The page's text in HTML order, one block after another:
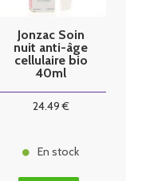
Jonzac Soin
nuit anti-âge
cellulaire bio
40ml
24.49€
En stock